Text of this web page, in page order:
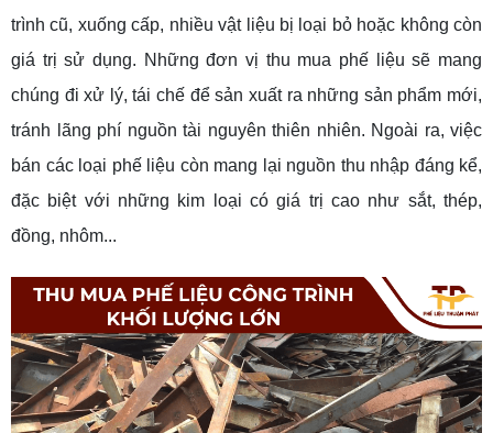
trình cũ, xuống cấp, nhiều vật liệu bị loại bỏ hoặc không còn
giá trị sử dụng. Những đơn vị thu mua phế liệu sẽ mang
chúng đi xử lý, tái chế để sản xuất ra những sản phẩm mới,
tránh lãng phí nguồn tài nguyên thiên nhiên. Ngoài ra, việc
bán các loại phế liệu còn mang lại nguồn thu nhập đáng kể,
đặc biệt với những kim loại có giá trị cao như sắt, thép,
đồng, nhôm...